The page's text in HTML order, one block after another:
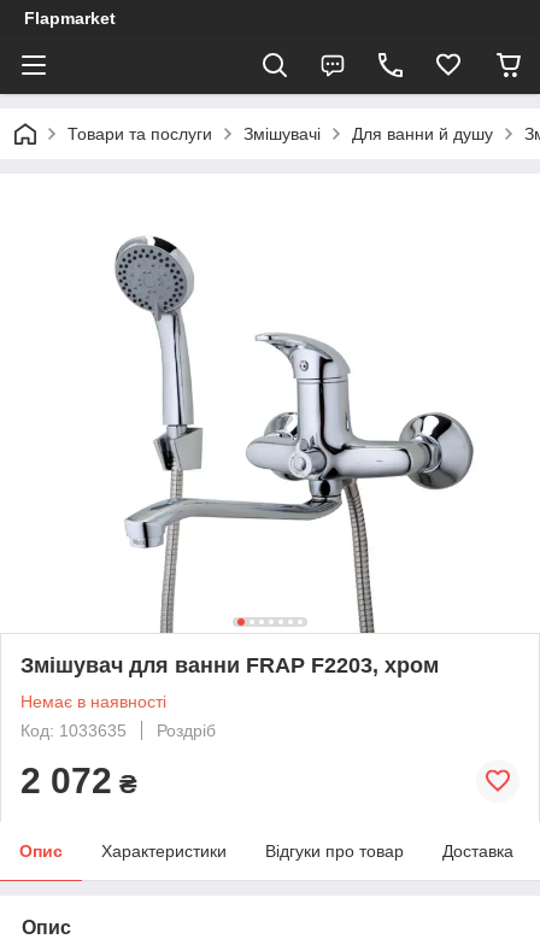
Flapmarket
Товари та послуги Змішувачі Для ванни й душу
Змішувач для ванни FRAP F2203, хром
Немає в наявності
Код: 1033635
Роздріб
2 072 ₴
Опис Характеристики Відгуки про товар Доставка
Опис